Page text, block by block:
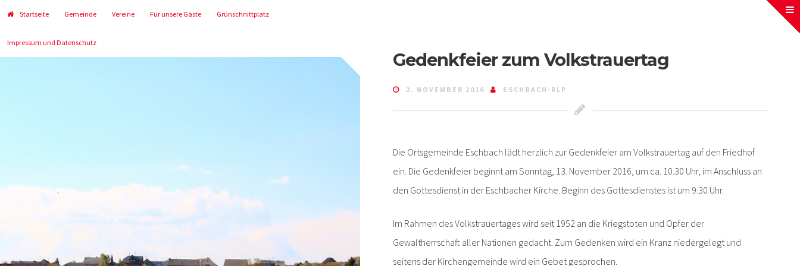
Startseite Gemeinde Vereine Für unsere Gäste Grünschnittplatz
Impressum und Datenschutz
Gedenkfeier zum Volkstrauertag
2. NOVEMBER 2016 ESCHBACH-RLP
Die Ortsgemeinde Eschbach lädt herzlich zur Gedenkfeier am Volkstrauertag auf den Friedhof
ein. Die Gedenkfeier beginnt am Sonntag, 13. November 2016, um ca. 10.30 Uhr, im Anschluss an
den Gottesdienst in der Eschbacher Kirche. Beginn des Gottesdienstes ist um 9.30 Uhr.
Im Rahmen des Volkstrauertages wird seit 1952 an die Kriegstoten und Opfer der
Gewaltherrschaft aller Nationen gedacht. Zum Gedenken wird ein Kranz niedergelegt und
seitens der Kirchengemeinde wird ein Gebet gesprochen.